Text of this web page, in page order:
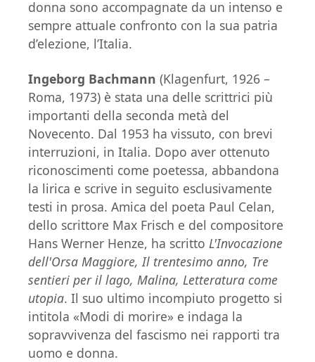
donna sono accompagnate da un intenso e
sempre attuale confronto con la sua patria
d’elezione, l’Italia.
Ingeborg Bachmann (Klagenfurt, 1926 –
Roma, 1973) è stata una delle scrittrici più
importanti della seconda metà del
Novecento. Dal 1953 ha vissuto, con brevi
interruzioni, in Italia. Dopo aver ottenuto
riconoscimenti come poetessa, abbandona
la lirica e scrive in seguito esclusivamente
testi in prosa. Amica del poeta Paul Celan,
dello scrittore Max Frisch e del compositore
Hans Werner Henze, ha scritto L'Invocazione
dell'Orsa Maggiore, Il trentesimo anno, Tre
sentieri per il lago, Malina, Letteratura come
utopia. Il suo ultimo incompiuto progetto si
intitola «Modi di morire» e indaga la
sopravvivenza del fascismo nei rapporti tra
uomo e donna.